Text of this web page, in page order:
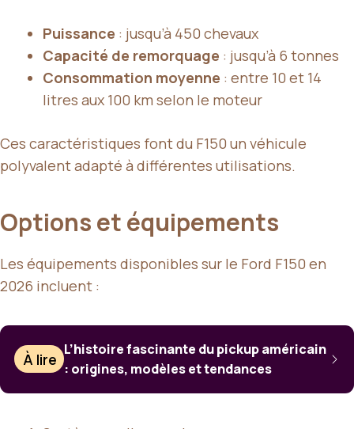
Puissance : jusqu’à 450 chevaux
Capacité de remorquage : jusqu’à 6 tonnes
Consommation moyenne : entre 10 et 14
litres aux 100 km selon le moteur
Ces caractéristiques font du F150 un véhicule
polyvalent adapté à différentes utilisations.
Options et équipements
Les équipements disponibles sur le Ford F150 en
2026 incluent :
À lire
L’histoire fascinante du pickup américain
: origines, modèles et tendances